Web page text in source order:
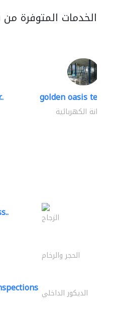
الخدمات المتوفرة
golden oasis
الصيانة الكهربائية
الزجاج
الحجر والرخام
الديكور الداخلي